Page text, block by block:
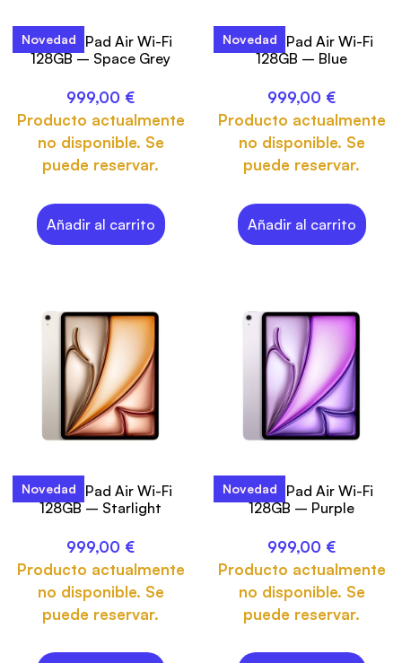
Novedad
13-inch iPad Air Wi-Fi
128GB – Space Grey
999,00 €
Producto actualmente
no disponible. Se
puede reservar.
Añadir al carrito
Novedad
13-inch iPad Air Wi-Fi
128GB – Blue
999,00 €
Producto actualmente
no disponible. Se
puede reservar.
Añadir al carrito
Novedad
13-inch iPad Air Wi-Fi
128GB – Starlight
999,00 €
Producto actualmente
no disponible. Se
puede reservar.
Novedad
13-inch iPad Air Wi-Fi
128GB – Purple
999,00 €
Producto actualmente
no disponible. Se
puede reservar.